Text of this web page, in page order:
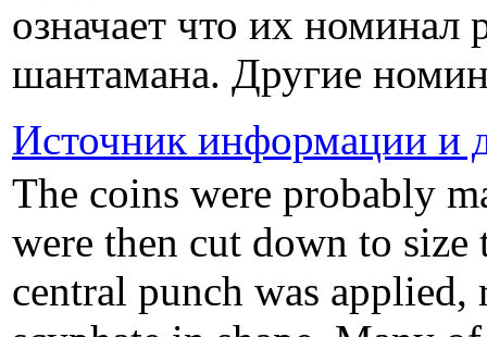
означает что их номинал
шантамана. Другие
Источник информации и
The coins were probably
were then cut down to
central punch was